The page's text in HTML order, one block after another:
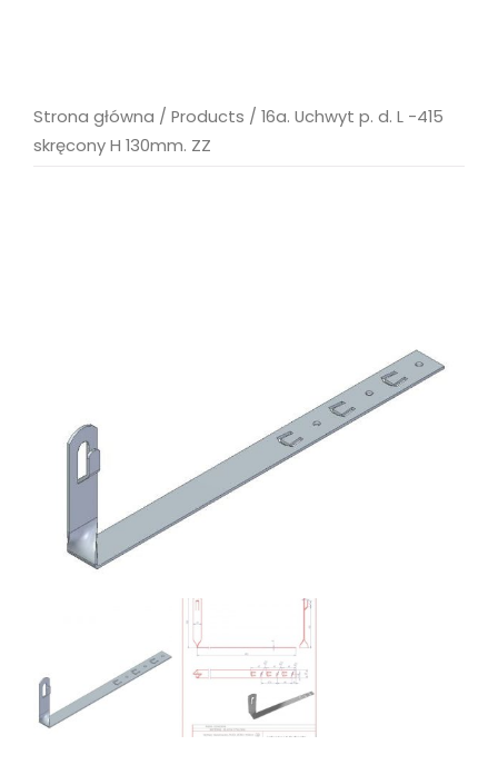
Strona główna / Products / 16a. Uchwyt p. d. L -415
skręcony H 130mm. ZZ